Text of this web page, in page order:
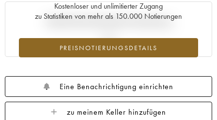
Kostenloser und unlimitierter Zugang
zu Statistiken von mehr als 150.000 Notierungen
PREISNOTIERUNGSDETAILS
Aktuelle Entwicklung der Preisnotierung
Eine Benachrichtigung einrichten
zu meinem Keller hinzufügen